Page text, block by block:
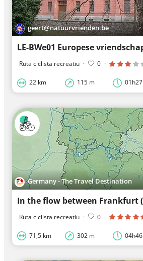
geert@natuurvrienden.be
Ruta ciclista recreatiu · 0 ·
22 km 115 m 01h27
Germany - The Travel Destination
Ruta ciclista recreatiu · 0 ·
71,5 km 302 m 04h46